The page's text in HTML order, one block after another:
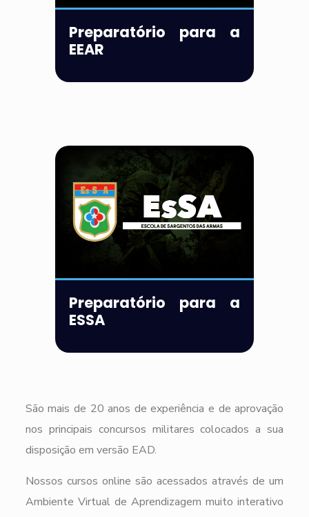
Preparatório para a
EEAR
Preparatório para a
ESSA
São mais de 20 anos de experiência e de aprovação
nos principais concursos militares colocados a sua
disposição em versão EAD.
Nossos cursos online são acessados através de um
Ambiente Virtual de Aprendizagem muito interativo